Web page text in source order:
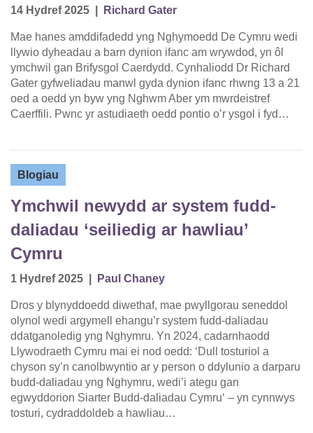
14 Hydref 2025 Richard Gater
Mae hanes amddifadedd yng Nghymoedd De Cymru wedi
llywio dyheadau a barn dynion ifanc am wrywdod, yn ôl
ymchwil gan Brifysgol Caerdydd. Cynhaliodd Dr Richard
Gater gyfweliadau manwl gyda dynion ifanc rhwng 13 a 21
oed a oedd yn byw yng Nghwm Aber ym mwrdeistref
Caerffili. Pwnc yr astudiaeth oedd pontio o’r ysgol i fyd…
Blogiau
Ymchwil newydd ar system fudd-
daliadau ‘seiliedig ar hawliau’
Cymru
1 Hydref 2025 Paul Chaney
Dros y blynyddoedd diwethaf, mae pwyllgorau seneddol
olynol wedi argymell ehangu’r system fudd-daliadau
ddatganoledig yng Nghymru. Yn 2024, cadarnhaodd
Llywodraeth Cymru mai ei nod oedd: ‘Dull tosturiol a
chyson sy’n canolbwyntio ar y person o ddylunio a darparu
budd-daliadau yng Nghymru, wedi’i ategu gan
egwyddorion Siarter Budd-daliadau Cymru‘ – yn cynnwys
tosturi, cydraddoldeb a hawliau…